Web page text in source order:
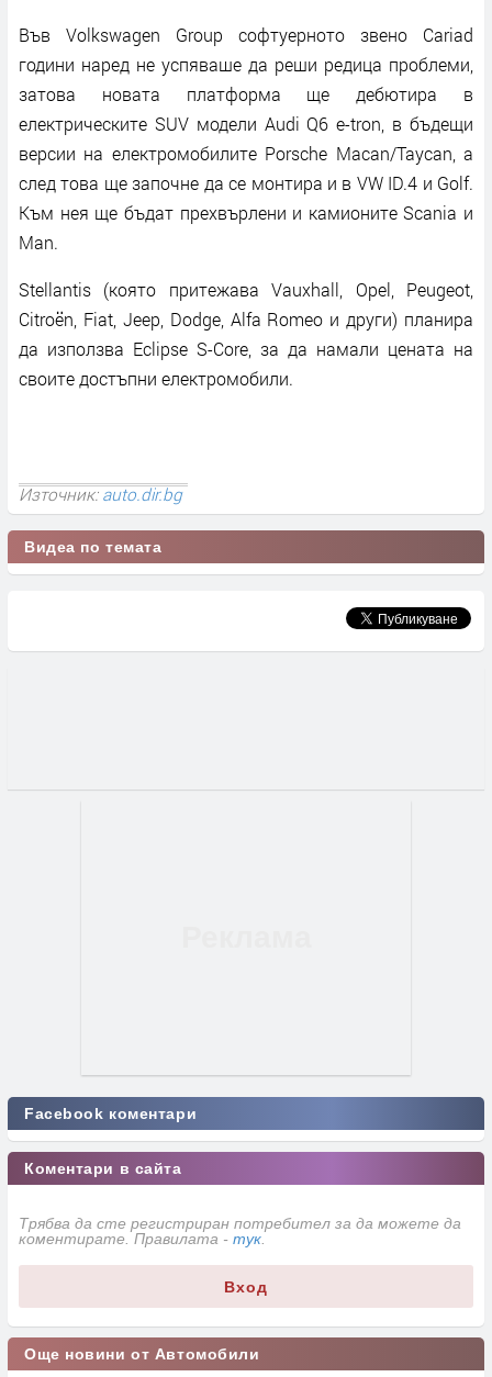
Във Volkswagen Group софтуерното звено Cariad
години наред не успяваше да реши редица проблеми,
затова новата платформа ще дебютира в
електрическите SUV модели Audi Q6 e-tron, в бъдещи
версии на електромобилите Porsche Macan/Taycan, а
след това ще започне да се монтира и в VW ID.4 и Golf.
Към нея ще бъдат прехвърлени и камионите Scania и
Man.
Stellantis (която притежава Vauxhall, Opel, Peugeot,
Citroën, Fiat, Jeep, Dodge, Alfa Romeo и други) планира
да използва Eclipse S-Core, за да намали цената на
своите достъпни електромобили.
Източник:auto.dir.bg
Видеа по темата
Facebook коментари
Коментари в сайта
Трябва да сте регистриран потребител за да можете да
коментирате. Правилата - тук
Вход
Още новини от Автомобили